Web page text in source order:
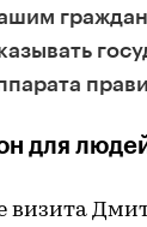
для
визита